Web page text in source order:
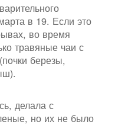
в 19. Если это
во время
травяные чаи с
березы,
делала с
но их не было